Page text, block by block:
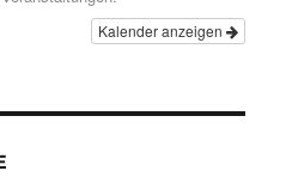
Kalender anzeigen